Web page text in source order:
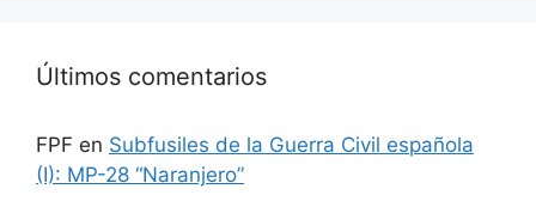
Últimos comentarios
FPF en Subfusiles de la Guerra Civil española
(I): MP-28 “Naranjero”